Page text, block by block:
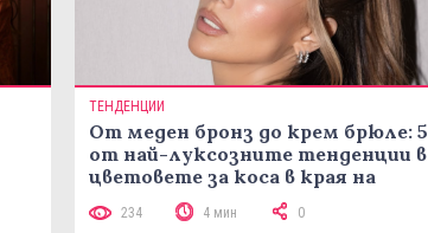
ТЕНДЕНЦИИ
От меден бронз до крем брюле: 5
от най-луксозните тенденции в
цветовете за коса в края на
234 4 мин 0